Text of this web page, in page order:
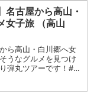
名古屋から高山・
女子旅 （高山
ら高山・白川郷へ女
うなグルメを見つけ
弾丸ツアーです！#女